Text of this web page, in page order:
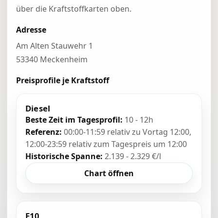
über die Kraftstoffkarten oben.
Adresse
Am Alten Stauwehr 1
53340 Meckenheim
Preisprofile je Kraftstoff
Diesel
Beste Zeit im Tagesprofil: 10 - 12h
Referenz: 00:00-11:59 relativ zu Vortag 12:00,
12:00-23:59 relativ zum Tagespreis um 12:00
Historische Spanne: 2.139 - 2.329 €/l
Chart öffnen